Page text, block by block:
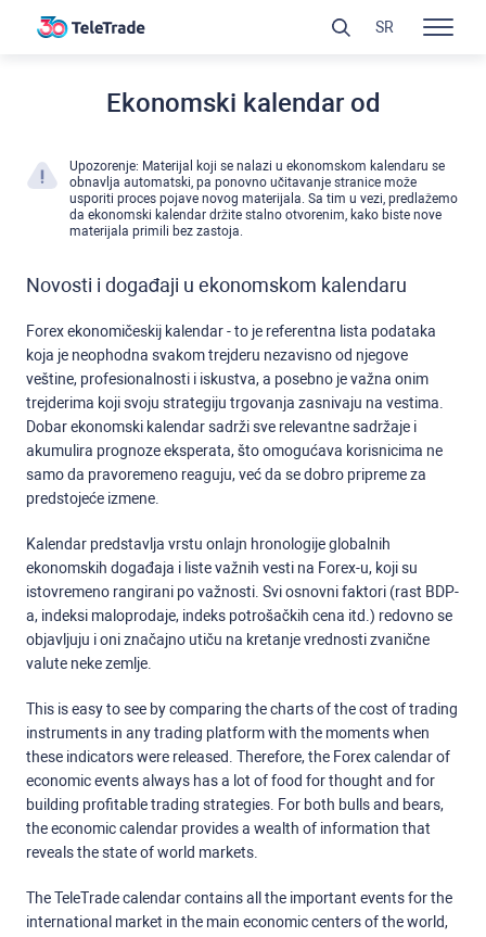
Ekonomski kalendar od
Upozorenje: Materijal koji se nalazi u ekonomskom kalendaru se
obnavlja automatski, pa ponovno učitavanje stranice može
usporiti proces pojave novog materijala. Sa tim u vezi, predlažemo
da ekonomski kalendar držite stalno otvorenim, kako biste nove
materijala primili bez zastoja.
Novosti i događaji u ekonomskom kalendaru
Forex ekonomičeskij kalendar - to je referentna lista podataka
koja je neophodna svakom trejderu nezavisno od njegove
veštine, profesionalnosti i iskustva, a posebno je važna onim
trejderima koji svoju strategiju trgovanja zasnivaju na vestima.
Dobar ekonomski kalendar sadrži sve relevantne sadržaje i
akumulira prognoze eksperata, što omogućava korisnicima ne
samo da pravoremeno reaguju, već da se dobro pripreme za
predstojeće izmene.
Kalendar predstavlja vrstu onlajn hronologije globalnih
ekonomskih događaja i liste važnih vesti na Forex-u, koji su
istovremeno rangirani po važnosti. Svi osnovni faktori (rast BDP-
a, indeksi maloprodaje, indeks potrošačkih cena itd.) redovno se
objavljuju i oni značajno utiču na kretanje vrednosti zvanične
valute neke zemlje.
This is easy to see by comparing the charts of the cost of trading
instruments in any trading platform with the moments when
these indicators were released. Therefore, the Forex calendar of
economic events always has a lot of food for thought and for
building profitable trading strategies. For both bulls and bears,
the economic calendar provides a wealth of information that
reveals the state of world markets.
The TeleTrade calendar contains all the important events for the
international market in the main economic centers of the world,
SR